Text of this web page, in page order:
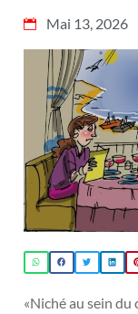
Mai 13, 2026
«Niché au sein du